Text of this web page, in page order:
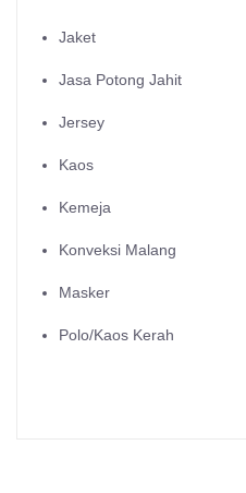
Jaket
Jasa Potong Jahit
Jersey
Kaos
Kemeja
Konveksi Malang
Masker
Polo/Kaos Kerah